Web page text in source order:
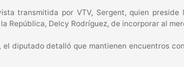
transmitida por VTV, Sergent, quien
República, Delcy Rodríguez, de incorporar al
el diputado detalló que mantienen encuentros